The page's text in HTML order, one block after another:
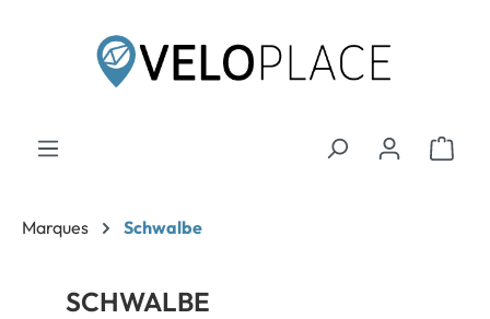
Marques Schwalbe
SCHWALBE